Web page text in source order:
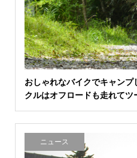
おしゃれなバイクでキャン
クルはオフロードも走れてツ
ニュース